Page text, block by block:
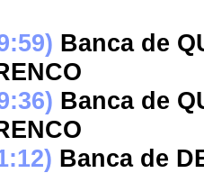
Banca de
Banca de
Banca de